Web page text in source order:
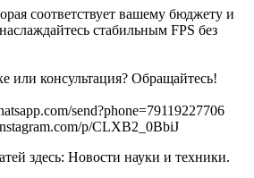
соответствует вашему бюджету и
стабильным FPS без
или консультация? Обращайтесь!
send?phone=79119227706
p/CLXB2_0BbiJ
здесь: Новости науки и техники.